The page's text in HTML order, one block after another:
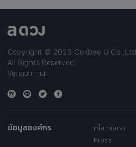
Copyright © 2026 Ookbee U Co.,Ltd.
All Rights Reserved.
Version: null
ข้อมูลองค์กร
เกี่ยวกับเรา
Press